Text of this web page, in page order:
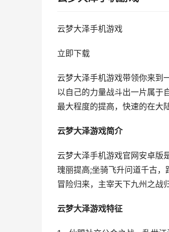
云梦大泽手机游戏
立即下载
云梦大泽手机游戏带领你来到
以自己的力量战斗出一片属于
最大程度的提高，快速的在大
云梦大泽游戏简介
云梦大泽手机游戏官网安卓版
瑰丽提高;坐骑飞升问道千古
冒险归来，主宰天下九州之战
云梦大泽游戏特征